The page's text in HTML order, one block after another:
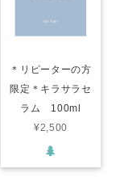
＊リピーターの方
限定＊キラサラセ
ラム 100ml
¥2,500